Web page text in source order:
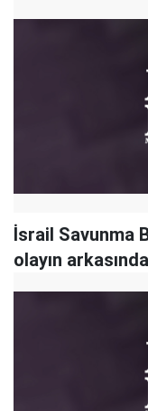
İsrail Savunma
olayın